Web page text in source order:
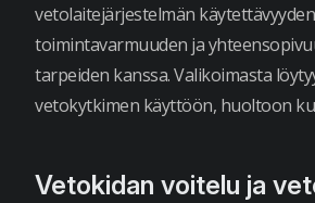
vetolaitejärjestelmän
toimintavarmuuden ja
tarpeiden kanssa. Valikoimasta
vetokytkimen käyttöön, huoltoon
Vetokidan voitelu ja